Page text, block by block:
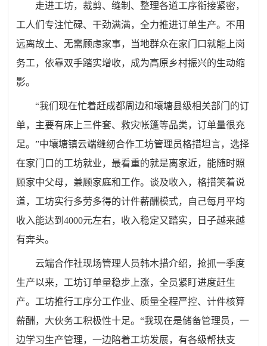
走进工坊，裁剪、缝制、整理各道工序衔接紧密，
工人们专注忙碌、干劲满满，全力推进订单生产。不用
远离故土、无需顾虑家事，当地群众在家门口就能上岗
务工，依靠双手踏实增收，成为高原乡村振兴的生动缩
影。
“我们现在忙着赶成都周边和壤塘县级相关部门的订
单，主要有床上三件套、救灾帐篷等品类，订单量很充
足。”中壤塘镇云端缝纫合作工坊管理员格措坦言，选择
在家门口的工坊就业，最看重的就是离家近，能随时照
顾家中父母，兼顾家庭和工作。谈及收入，格措笑着说
道，工坊实行多劳多得的计件薪酬模式，自己每月平均
收入能达到4000元左右，收入稳定又踏实，日子越来越
有奔头。
云端合作社现场管理人员韩木措介绍，抢抓一季度
生产以来，工坊订单量稳步上涨，全员紧盯进度赶生
产。工坊推行工序分工作业、质量全程严控、计件核算
薪酬，大伙务工积极性十足。“我现在是储备管理员，一
边学习生产管理，一边陪着工坊发展，有各级帮扶支